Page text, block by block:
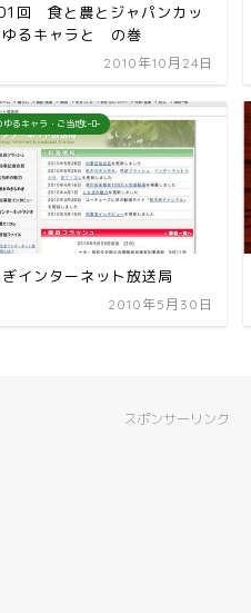
回 食と農とジャパンカッ
ゆるキャラと の巻
2010年10月24日
ゆるキャラ・ご当地ﾋｰﾛｰ
ぎインターネット放送局
2010年5月30日
スポンサーリンク